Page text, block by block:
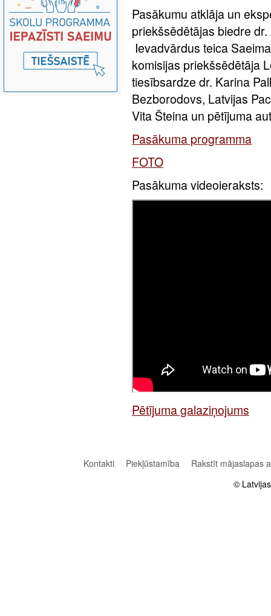
Pasākumu atklāja un
priekšsēdētājas biedre
Ievadvārdus teica
komisijas priekšsēdētāja
tiesībsardze dr. Karina
Bezborodovs, Latvijas
Vita Šteina un pētījuma
Pasākuma programma
FOTO
Pasākuma videoieraksts:
Pētījuma galaziņojums
Kontakti Piekļūstamība
Rakstīt mājaslapas
©